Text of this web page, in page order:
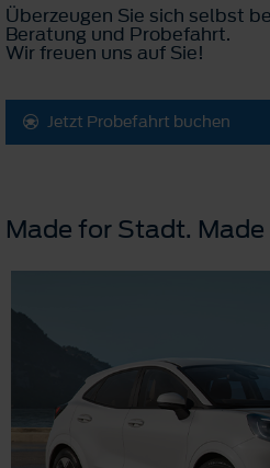
Überzeugen Sie sich selbst
Beratung und Probefahrt.
Wir freuen uns auf Sie!
Jetzt Probefahrt buchen
Made for Stadt. Made